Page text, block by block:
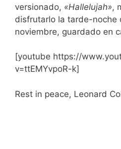
versionado, «Hallelujah»,
disfrutarlo la tarde-noche
noviembre, guardado en
[youtube https://
v=ttEMYvpoR-k]
Rest in peace, Leonard